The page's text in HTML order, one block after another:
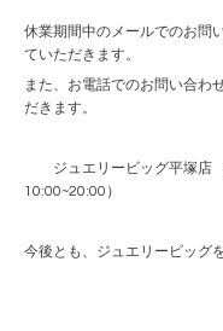
休業期間中のメールでのお問
ていただきます。
また、お電話でのお問い合わ
だきます。
ジュエリービッグ平塚店
10:00~20:00）
今後とも、ジュエリービッグ